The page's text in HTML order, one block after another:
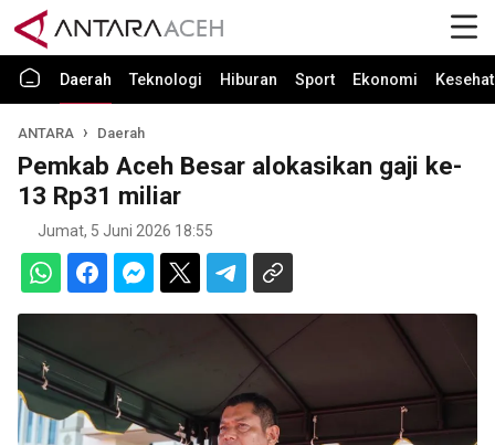
Daerah Teknologi Hiburan Sport Ekonomi
ANTARA Daerah
Pemkab Aceh Besar alokasikan gaji ke-
13 Rp31 miliar
Jumat, 5 Juni 2026 18:55